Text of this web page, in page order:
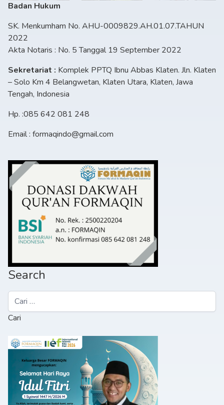
Badan Hukum
SK. Menkumham No. AHU-0009829.AH.01.07.TAHUN
2022
Akta Notaris : No. 5 Tanggal 19 September 2022
Sekretariat : Komplek PPTQ Ibnu Abbas Klaten. Jln. Klaten
– Solo Km 4 Belangwetan, Klaten Utara, Klaten, Jawa
Tengah, Indonesia
Hp. :085 642 081 248
Email : formaqindo@gmail.com
Search
Cari
untuk: